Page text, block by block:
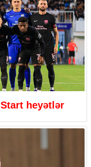
Start heyətlər